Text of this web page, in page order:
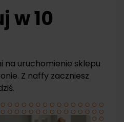
w 10
na uruchomienie sklepu
Z naffy zaczniesz